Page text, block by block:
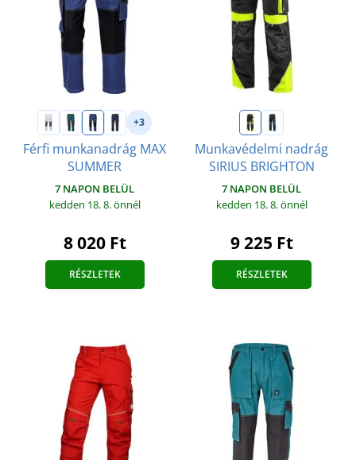
+3
Férfi munkanadrág MAX
SUMMER
7 NAPON BELÜL
kedden 18. 8.önnél
8 020 Ft
RÉSZLETEK
Munkavédelmi nadrág
SIRIUS BRIGHTON
7 NAPON BELÜL
kedden 18. 8.önnél
9 225 Ft
RÉSZLETEK